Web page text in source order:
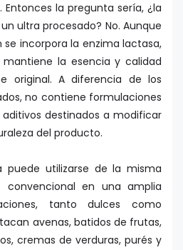
la pregunta sería, ¿la
ultra procesado? No. Aunque
incorpora la enzima lactasa,
la esencia y calidad
original. A diferencia de los
no contiene formulaciones
destinados a modificar
del producto.
puede utilizarse de la misma
en una amplia
tanto dulces como
avenas, batidos de frutas,
cremas de verduras, purés y